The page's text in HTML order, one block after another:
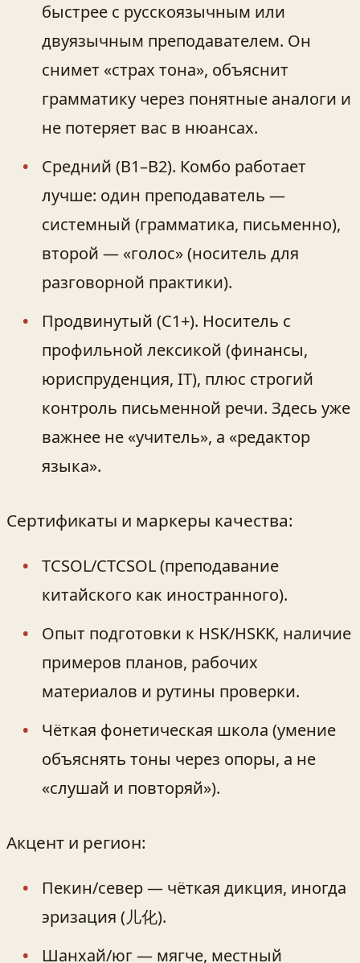
быстрее с русскоязычным или
двуязычным преподавателем. Он
снимет «страх тона», объяснит
грамматику через понятные аналоги и
не потеряет вас в нюансах.
Средний (B1–B2). Комбо работает
лучше: один преподаватель —
системный (грамматика, письменно),
второй — «голос» (носитель для
разговорной практики).
Продвинутый (C1+). Носитель с
профильной лексикой (финансы,
юриспруденция, IT), плюс строгий
контроль письменной речи. Здесь уже
важнее не «учитель», а «редактор
языка».
Сертификаты и маркеры качества:
TCSOL/CTCSOL (преподавание
китайского как иностранного).
Опыт подготовки к HSK/HSKK, наличие
примеров планов, рабочих
материалов и рутины проверки.
Чёткая фонетическая школа (умение
объяснять тоны через опоры, а не
«слушай и повторяй»).
Акцент и регион:
Пекин/север — чёткая дикция, иногда
эризация (儿化).
Шанхай/юг — мягче, местный